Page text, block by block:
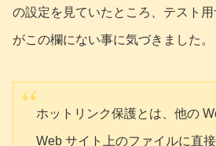
の設定を見ていたところ、テスト
がこの欄にない事に気づきました。
ホットリンク保護とは、他の
Web サイト上のファイルに直